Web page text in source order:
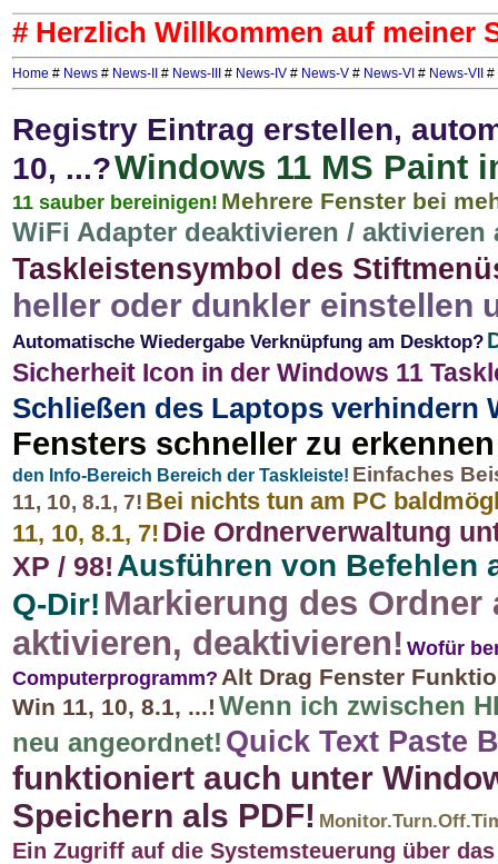
# Herzlich Willkommen auf meiner
Home # News # News-II # News-III # News-IV # News-V # News-VI # News-VII #
Registry Eintrag erstellen,
10, ...?Windows 11 MS Paint
11 sauber bereinigen! Mehrere Fenster bei
WiFi Adapter deaktivieren / aktivieren
Taskleistensymbol des
heller oder dunkler einstellen
Automatische Wiedergabe Verknüpfung am Desktop?
Sicherheit Icon in der Windows 11
Schließen des Laptops verhindern
Fensters schneller zu
den Info-Bereich Bereich der Taskleiste! Einfaches
11, 10, 8.1, 7! Bei nichts tun am PC
11, 10, 8.1, 7! Die Ordnerverwaltung
XP / 98! Ausführen von Befehlen
Q-Dir! Markierung des
aktivieren, deaktivieren! Wofür
Computerprogramm? Alt Drag Fenster
Win 11, 10, 8.1, ...! Wenn ich zwischen
neu angeordnet! Quick Text Paste
funktioniert auch unter
Speichern als PDF!
Ein Zugriff auf die Systemsteuerung über